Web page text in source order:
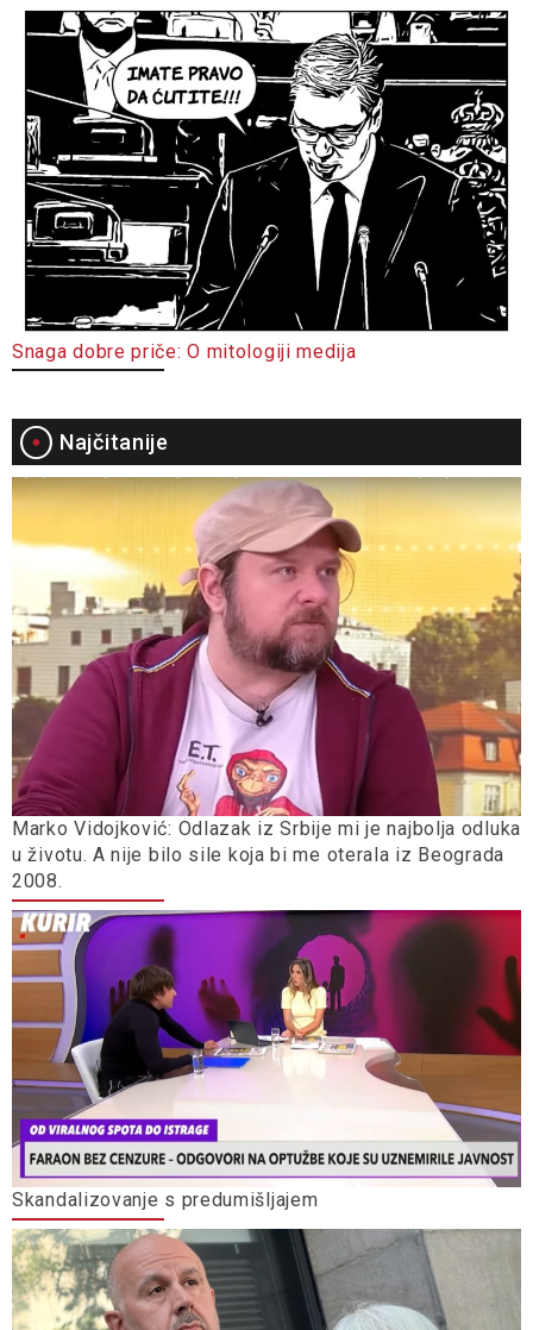
Snaga dobre priče: O mitologiji medija
Najčitanije
Marko Vidojković: Odlazak iz Srbije mi je najbolja odluka
u životu. A nije bilo sile koja bi me oterala iz Beograda
2008.
Skandalizovanje s predumišljajem